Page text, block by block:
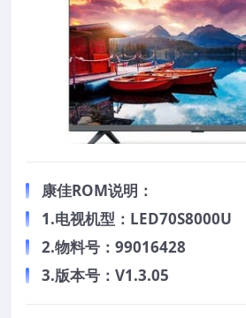
康佳ROM说明：
1.电视机型：LED70S8000U
2.物料号：99016428
3.版本号：V1.3.05